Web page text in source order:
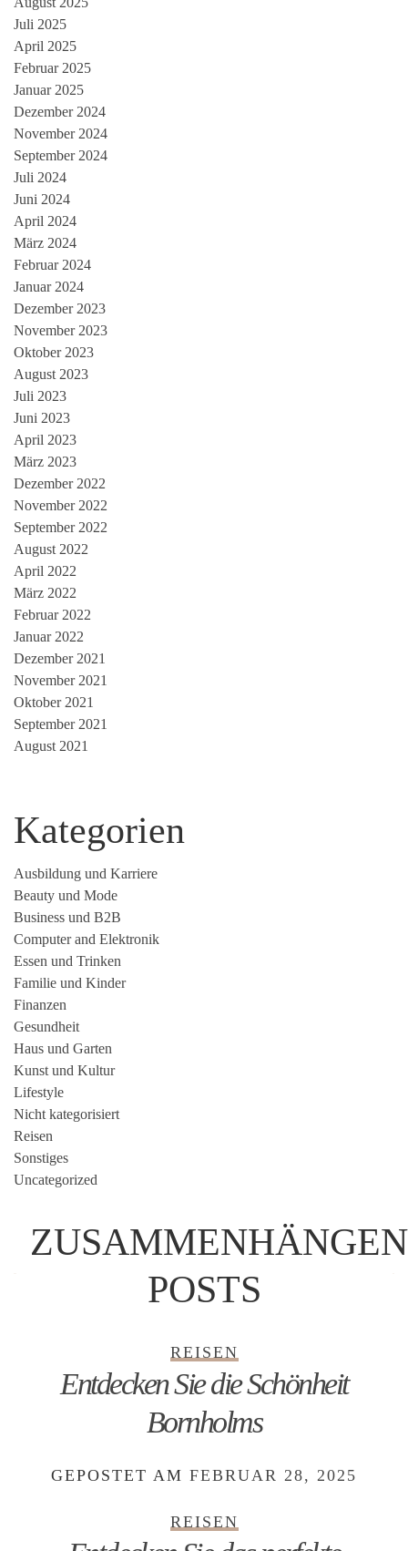
Juli 2025
April 2025
Februar 2025
Januar 2025
Dezember 2024
November 2024
September 2024
Juli 2024
Juni 2024
April 2024
März 2024
Februar 2024
Januar 2024
Dezember 2023
November 2023
Oktober 2023
August 2023
Juli 2023
Juni 2023
April 2023
März 2023
Dezember 2022
November 2022
September 2022
August 2022
April 2022
März 2022
Februar 2022
Januar 2022
Dezember 2021
November 2021
Oktober 2021
September 2021
August 2021
Kategorien
Ausbildung und Karriere
Beauty und Mode
Business und B2B
Computer and Elektronik
Essen und Trinken
Familie und Kinder
Finanzen
Gesundheit
Haus und Garten
Kunst und Kultur
Lifestyle
Nicht kategorisiert
Reisen
Sonstiges
Uncategorized
POSTS
REISEN
Entdecken Sie die Schönheit
Bornholms
GEPOSTET AM FEBRUAR 28, 2025
REISEN